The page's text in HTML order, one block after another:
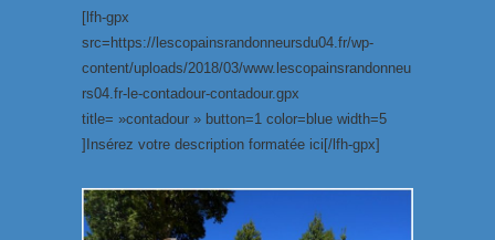
[lfh-gpx
src=https://lescopainsrandonneursdu04.fr/wp-
content/uploads/2018/03/www.lescopainsrandonneu
rs04.fr-le-contadour-contadour.gpx
title= »contadour » button=1 color=blue width=5
]Insérez votre description formatée ici[/lfh-gpx]